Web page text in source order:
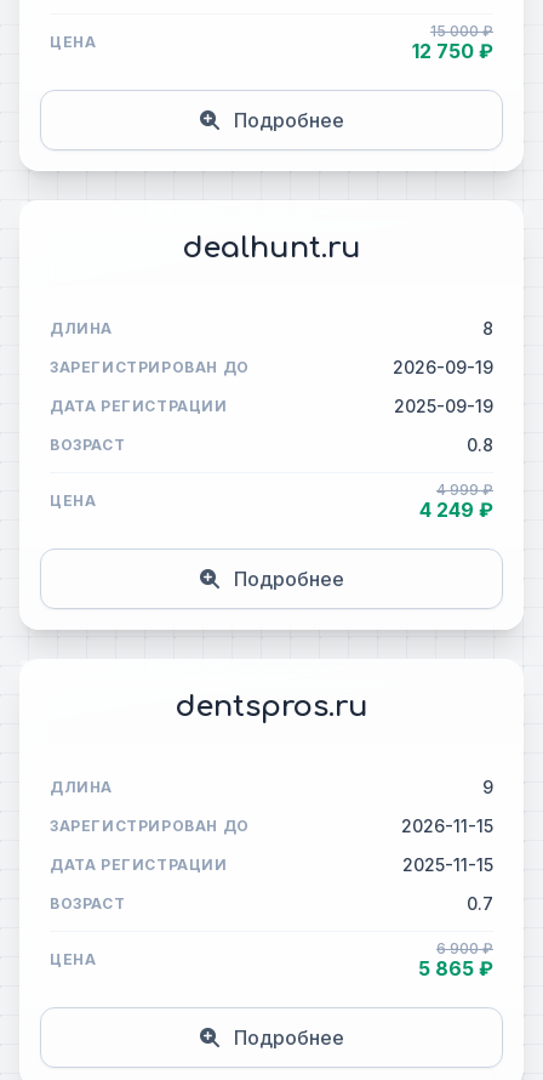
ЦЕНА
15 000 ₽
12 750 ₽
Подробнее
dealhunt.ru
ДЛИНА 8
ЗАРЕГИСТРИРОВАН ДО 2026-09-19
ДАТА РЕГИСТРАЦИИ 2025-09-19
ВОЗРАСТ 0.8
ЦЕНА
4 999 ₽
4 249 ₽
Подробнее
dentspros.ru
ДЛИНА 9
ЗАРЕГИСТРИРОВАН ДО 2026-11-15
ДАТА РЕГИСТРАЦИИ 2025-11-15
ВОЗРАСТ 0.7
ЦЕНА
6 900 ₽
5 865 ₽
Подробнее